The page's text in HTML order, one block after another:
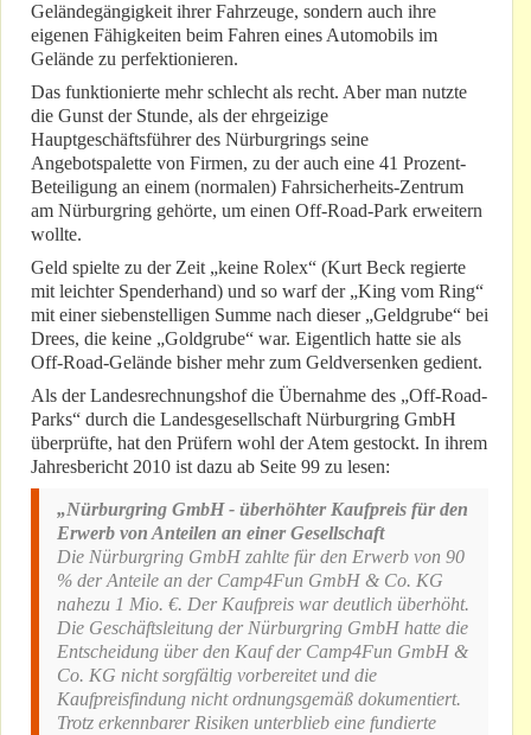
Geländegängigkeit ihrer Fahrzeuge, sondern auch ihre
eigenen Fähigkeiten beim Fahren eines Automobils im
Gelände zu perfektionieren.
Das funktionierte mehr schlecht als recht. Aber man nutzte
die Gunst der Stunde, als der ehrgeizige
Hauptgeschäftsführer des Nürburgrings seine
Angebotspalette von Firmen, zu der auch eine 41 Prozent-
Beteiligung an einem (normalen) Fahrsicherheits-Zentrum
am Nürburgring gehörte, um einen Off-Road-Park erweitern
wollte.
Geld spielte zu der Zeit „keine Rolex“ (Kurt Beck regierte
mit leichter Spenderhand) und so warf der „King vom Ring“
mit einer siebenstelligen Summe nach dieser „Geldgrube“ bei
Drees, die keine „Goldgrube“ war. Eigentlich hatte sie als
Off-Road-Gelände bisher mehr zum Geldversenken gedient.
Als der Landesrechnungshof die Übernahme des „Off-Road-
Parks“ durch die Landesgesellschaft Nürburgring GmbH
überprüfte, hat den Prüfern wohl der Atem gestockt. In ihrem
Jahresbericht 2010 ist dazu ab Seite 99 zu lesen:
„Nürburgring GmbH - überhöhter Kaufpreis für den
Erwerb von Anteilen an einer Gesellschaft
Die Nürburgring GmbH zahlte für den Erwerb von 90
% der Anteile an der Camp4Fun GmbH & Co. KG
nahezu 1 Mio. €. Der Kaufpreis war deutlich überhöht.
Die Geschäftsleitung der Nürburgring GmbH hatte die
Entscheidung über den Kauf der Camp4Fun GmbH &
Co. KG nicht sorgfältig vorbereitet und die
Kaufpreisfindung nicht ordnungsgemäß dokumentiert.
Trotz erkennbarer Risiken unterblieb eine fundierte